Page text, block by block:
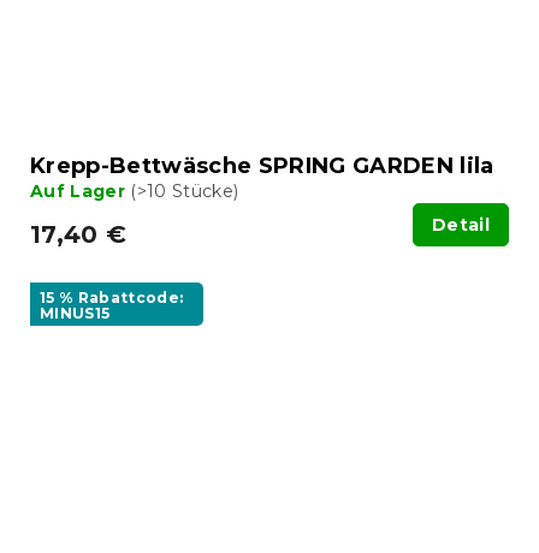
Krepp-Bettwäsche SPRING GARDEN lila
Auf Lager (>10 Stücke)
17,40 € Detail
15 % Rabattcode:
MINUS15